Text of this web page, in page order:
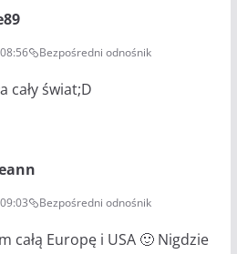
Bezpośredni odnośnik
cały świat;D
Bezpośredni odnośnik
całą Europę i USA 🙂 Nigdzie